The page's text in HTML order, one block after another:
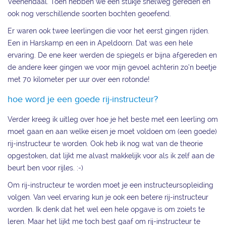
ook nog verschillende soorten bochten geoefend.
Er waren ook twee leerlingen die voor het eerst gingen rijden.
Een in Harskamp en een in Apeldoorn. Dat was een hele
ervaring. De ene keer werden de spiegels er bijna afgereden en
de andere keer gingen we voor mijn gevoel achterin zo’n beetje
met 70 kilometer per uur over een rotonde!
hoe word je een goede rij-instructeur?
Verder kreeg ik uitleg over hoe je het beste met een leerling om
moet gaan en aan welke eisen je moet voldoen om (een goede)
rij-instructeur te worden. Ook heb ik nog wat van de theorie
opgestoken, dat lijkt me alvast makkelijk voor als ik zelf aan de
beurt ben voor rijles. :-)
Om rij-instructeur te worden moet je een instructeursopleiding
volgen. Van veel ervaring kun je ook een betere rij-instructeur
worden. Ik denk dat het wel een hele opgave is om zoiets te
leren. Maar het lijkt me toch best gaaf om rij-instructeur te